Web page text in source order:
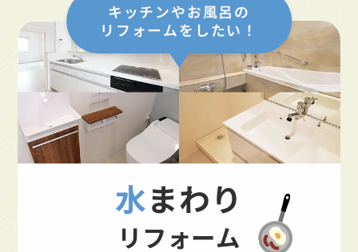
キッチンやお風呂の
リフォームをしたい！
水まわり
リフォーム